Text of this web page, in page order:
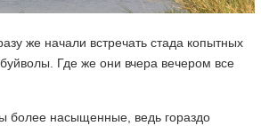
же начали встречать стада копытных
Где же они вчера вечером все
более насыщенные, ведь гораздо